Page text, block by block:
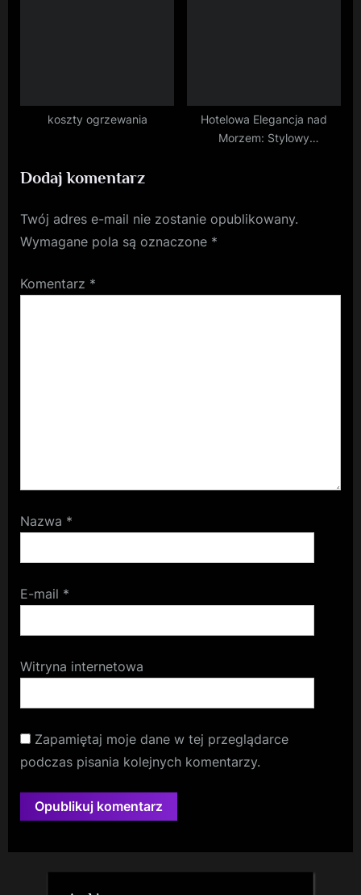
koszty ogrzewania
Hotelowa Elegancja nad
Morzem: Stylowy
Dodaj komentarz
Twój adres e-mail nie zostanie opublikowany.
Wymagane pola są oznaczone *
Komentarz *
Nazwa *
E-mail *
Witryna internetowa
Zapamiętaj moje dane w tej przeglądarce
podczas pisania kolejnych komentarzy.